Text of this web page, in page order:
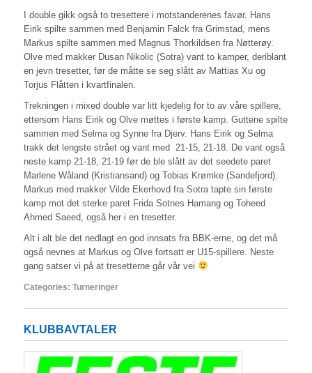
I double gikk også to tresettere i motstanderenes favør. Hans
Eirik spilte sammen med Benjamin Falck fra Grimstad, mens
Markus spilte sammen med Magnus Thorkildsen fra Nøtterøy.
Olve med makker Dusan Nikolic (Sotra) vant to kamper, deriblant
en jevn tresetter, før de måtte se seg slått av Mattias Xu og
Torjus Flåtten i kvartfinalen.
Trekningen i mixed double var litt kjedelig for to av våre spillere,
ettersom Hans Eirik og Olve møttes i første kamp. Guttene spilte
sammen med Selma og Synne fra Djerv. Hans Eirik og Selma
trakk det lengste strået og vant med 21-15, 21-18. De vant også
neste kamp 21-18, 21-19 før de ble slått av det seedete paret
Marlene Wåland (Kristiansand) og Tobias Krømke (Sandefjord).
Markus med makker Vilde Ekerhovd fra Sotra tapte sin første
kamp mot det sterke paret Frida Sotnes Hamang og Toheed
Ahmed Saeed, også her i en tresetter.
Alt i alt ble det nedlagt en god innsats fra BBK-erne, og det må
også nevnes at Markus og Olve fortsatt er U15-spillere. Neste
gang satser vi på at tresetterne går vår vei
Categories: Turneringer
KLUBBAVTALER